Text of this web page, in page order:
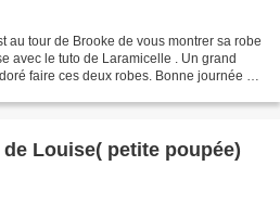
au tour de Brooke de vous montrer sa robe
avec le tuto de Laramicelle . Un grand
faire ces deux robes. Bonne journée à
Louise( petite poupée)